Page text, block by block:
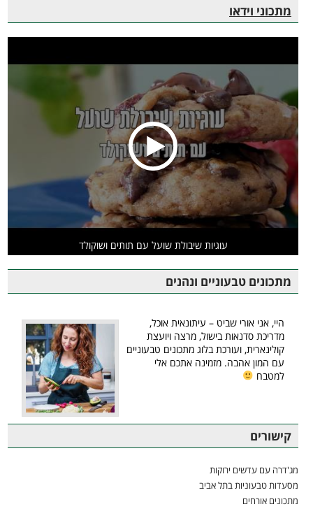
מתכוני וידאו
עוגיות שיבולת שועל עם תותים ושוקולד
מתכונים טבעוניים ונהנים
היי, אני אורי שביט – עיתונאית אוכל,
מדריכת סדנאות בישול, מרצה ויועצת
קולינארית, ועורכת בלוג מתכונים טבעוניים
עם המון אהבה. מזמינה אתכם אלי
למטבח
קישורים
מג'דרה עם עדשים ירוקות
מסעדות טבעוניות בתל אביב
מתכונים אורחים